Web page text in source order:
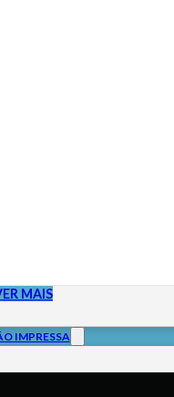
MAIS
IMPRESSA